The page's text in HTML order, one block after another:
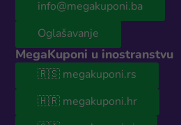
info@megakuponi.ba
Oglašavanje
MegaKuponi u inostranstvu
🇷🇸 megakuponi.rs
🇭🇷 megakuponi.hr